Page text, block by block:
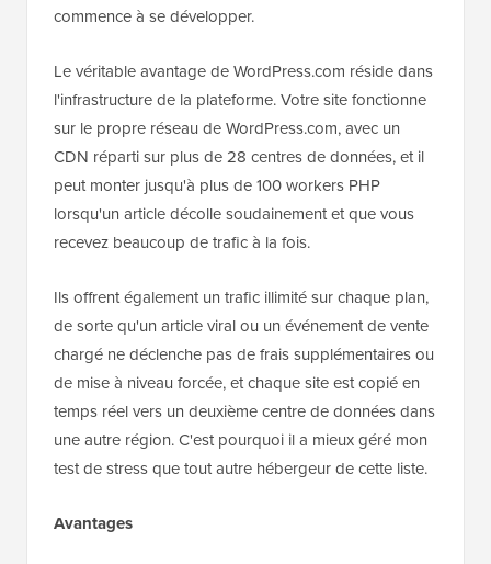
commence à se développer.
Le véritable avantage de WordPress.com réside dans
l'infrastructure de la plateforme. Votre site fonctionne
sur le propre réseau de WordPress.com, avec un
CDN réparti sur plus de 28 centres de données, et il
peut monter jusqu'à plus de 100 workers PHP
lorsqu'un article décolle soudainement et que vous
recevez beaucoup de trafic à la fois.
Ils offrent également un trafic illimité sur chaque plan,
de sorte qu'un article viral ou un événement de vente
chargé ne déclenche pas de frais supplémentaires ou
de mise à niveau forcée, et chaque site est copié en
temps réel vers un deuxième centre de données dans
une autre région. C'est pourquoi il a mieux géré mon
test de stress que tout autre hébergeur de cette liste.
Avantages